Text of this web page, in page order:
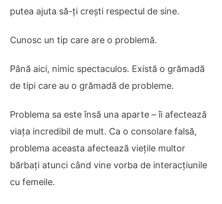
putea ajuta să-ți crești respectul de sine.
Cunosc un tip care are o problemă.
Până aici, nimic spectaculos. Există o grămadă
de tipi care au o grămadă de probleme.
Problema sa este însă una aparte – îi afectează
viața incredibil de mult. Ca o consolare falsă,
problema aceasta afectează viețile multor
bărbați atunci când vine vorba de interacțiunile
cu femeile.